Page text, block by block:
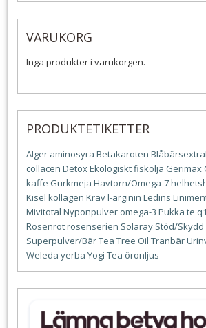
VARUKORG
Inga produkter i varukorgen.
PRODUKTETIKETTER
Alger aminosyra Betakaroten
collacen DetoxEkologisktfiskolja Gerimax
kaffe Gurkmeja Havtorn/Omega-7
Kisel kollagen Kravl-arginin Ledins
Mivitotal Nyponpulver omega-3 Pukka te
Rosenrotrosenserien Solaray Stöd/Skydd
Superpulver/BärTea Tree Oil Tranbär
Weleda yerba Yogi Tea öronljus